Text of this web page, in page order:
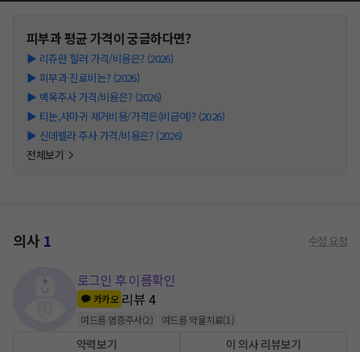
피부과평균 가격이 궁금하다면?
▶ 리쥬란 힐러 가격/비용은? (2026)
▶ 피부과 진료비는? (2026)
▶ 백옥주사 가격/비용은? (2026)
▶ 티눈,사마귀 제거비용/가격은(비급여)? (2026)
▶ 신데렐라 주사 가격/비용은? (2026)
전체보기
의사1 수정 요청
로그인 후 이름확인
카카오 리뷰4
여드름 염증주사(2) 여드름 약물치료(1 )
약력보기 이 의사 리뷰보기